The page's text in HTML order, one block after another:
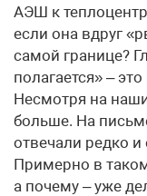
АЭШ к
если она вдруг
самой границе?
полагается» –
Несмотря на
больше. На
отвечали редко
Примерно в
а почему – уже